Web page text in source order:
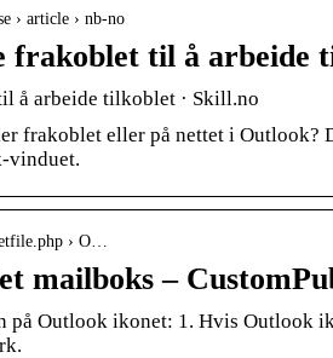
› article › nb-no
frakoblet til å arbeide
å arbeide tilkoblet · Skill.no
frakoblet eller på nettet i Outlook?
vinduet.
› O…
mailboks –
på Outlook ikonet: 1. Hvis Outlook